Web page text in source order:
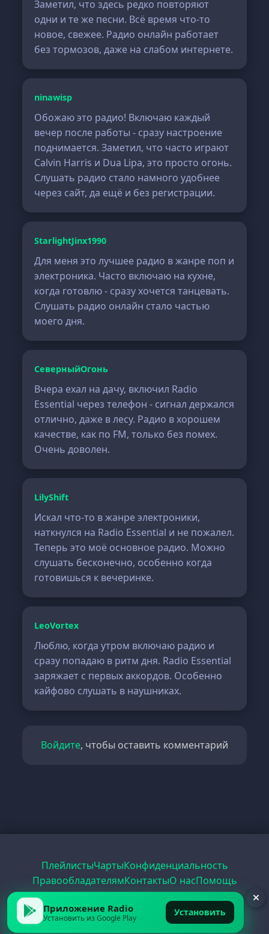
Заметил, что здесь редко повторяют
одни и те же песни. Всё время что-то
новое, свежее. Радио онлайн работает
без тормозов, даже на слабом интернете.
ninawisp
Обожаю это радио! Включаю каждый
вечер после работы - сразу настроение
поднимается. Заметил, что часто играют
Calvin Harris и Dua Lipa, это просто огонь.
Слушать радио стало намного удобнее
через сайт, да ещё и без регистрации.
StarlightJinx1990
Для меня это лучшее радио в жанре поп и
электроника. Часто включаю на кухне,
когда готовлю - сразу хочется танцевать.
Слушать радио онлайн стало частью
моего дня.
СеверныйОгонь
Вчера ехал на дачу, включил Radio
Essential через телефон - сигнал держался
отлично, даже в лесу. Радио в хорошем
качестве, как по FM, только без помех.
Очень доволен.
LilyShift
Искал что-то в жанре электроники,
наткнулся на Radio Essential и не пожалел.
Теперь это моё основное радио. Можно
слушать бесконечно, особенно когда
готовишься к вечеринке.
LeoVortex
Люблю, когда утром включаю радио и
сразу попадаю в ритм дня. Radio Essential
заряжает с первых аккордов. Особенно
кайфово слушать в наушниках.
Войдите, чтобы оставить комментарий
ПлейлистыЧартыКонфиденциальность
ПравообладателямКонтактыО насПомощь
РецептыРадиоPDFRecordЕГЭ
© 2026 FirstRadio.
Приложение Radio
Установить из Google Play Установить